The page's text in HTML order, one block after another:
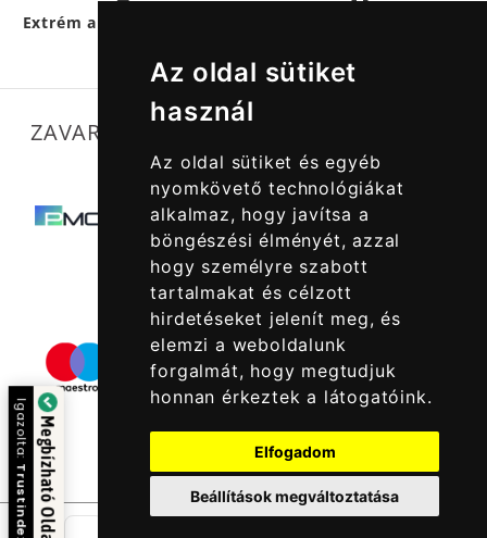
Az oldal sütiket
használ
Az oldal sütiket és egyéb
nyomkövető technológiákat
alkalmaz, hogy javítsa a
böngészési élményét, azzal
hogy személyre szabott
tartalmakat és célzott
hirdetéseket jelenít meg, és
elemzi a weboldalunk
forgalmát, hogy megtudjuk
honnan érkeztek a látogatóink.
Elfogadom
Beállítások megváltoztatása
Extrém akciós termékek
ZAVARTALAN MŰKÖDÉSÜNKET SEGÍTIK
Megbízható Oldal
Igazolta:
Trustindex